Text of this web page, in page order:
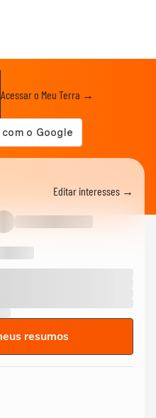
Acessar o Meu Terra →
Editar interesses →
resumos